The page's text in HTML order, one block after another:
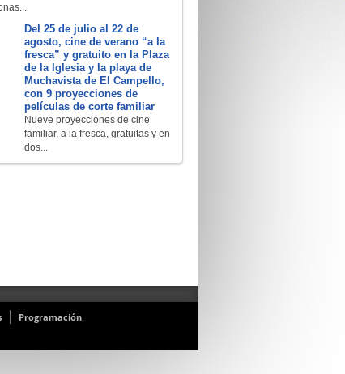
Del 25 de julio al 22 de
agosto, cine de verano “a la
fresca” y gratuito en la Plaza
de la Iglesia y la playa de
Muchavista de El Campello,
con 9 proyecciones de
películas de corte familiar
Nueve proyecciones de cine
familiar, a la fresca, gratuitas y en
dos...
Programación